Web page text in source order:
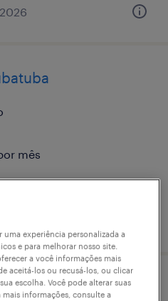
mês
experiência personalizada a
e para melhorar nosso site.
a você informações mais
aceitá-los ou recusá-los, ou clicar
escolha. Você pode alterar suas
informações, consulte a